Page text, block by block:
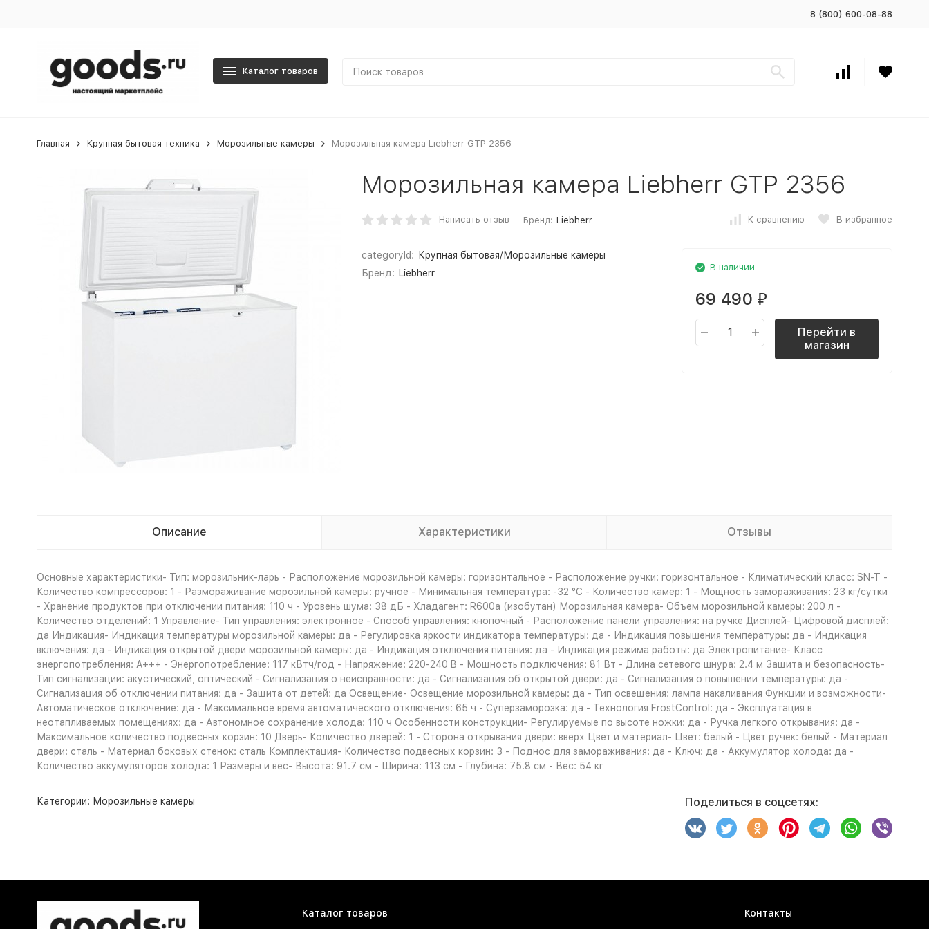
8 (800) 600-08-88
Каталог товаров
Главная Крупная бытовая техника Морозильные камеры Морозильная камера Liebherr GTP 2356
Морозильная камера Liebherr GTP 2356
Написать отзыв Бренд: Liebherr К сравнению В избранное
categoryId:
Крупная бытовая/Морозильные камеры
Бренд: Liebherr
В наличии
69 490 ₽
Перейти в
магазин
Описание Характеристики Отзывы
Основные характеристики- Тип: морозильник-ларь - Расположение морозильной камеры: горизонтальное - Расположение ручки: горизонтальное - Климатический класс: SN-T -
Количество компрессоров: 1 - Размораживание морозильной камеры: ручное - Минимальная температура: -32 °C - Количество камер: 1 - Мощность замораживания: 23 кг/сутки
- Хранение продуктов при отключении питания: 110 ч - Уровень шума: 38 дБ - Хладагент: R600a (изобутан) Морозильная камера- Объем морозильной камеры: 200 л -
Количество отделений: 1 Управление- Тип управления: электронное - Способ управления: кнопочный - Расположение панели управления: на ручке Дисплей- Цифровой дисплей:
да Индикация- Индикация температуры морозильной камеры: да - Регулировка яркости индикатора температуры: да - Индикация повышения температуры: да - Индикация
включения: да - Индикация открытой двери морозильной камеры: да - Индикация отключения питания: да - Индикация режима работы: да Электропитание- Класс
энергопотребления: A+++ - Энергопотребление: 117 кВтч/год - Напряжение: 220-240 B - Мощность подключения: 81 Вт - Длина сетевого шнура: 2.4 м Защита и безопасность-
Тип сигнализации: акустический, оптический - Сигнализация о неисправности: да - Сигнализация об открытой двери: да - Сигнализация о повышении температуры: да -
Сигнализация об отключении питания: да - Защита от детей: да Освещение- Освещение морозильной камеры: да - Тип освещения: лампа накаливания Функции и возможности-
Автоматическое отключение: да - Максимальное время автоматического отключения: 65 ч - Суперзаморозка: да - Технология FrostControl: да - Эксплуатация в
неотапливаемых помещениях: да - Автономное сохранение холода: 110 ч Особенности конструкции- Регулируемые по высоте ножки: да - Ручка легкого открывания: да -
Максимальное количество подвесных корзин: 10 Дверь- Количество дверей: 1 - Сторона открывания двери: вверх Цвет и материал- Цвет: белый - Цвет ручек: белый - Материал
двери: сталь - Материал боковых стенок: сталь Комплектация- Количество подвесных корзин: 3 - Поднос для замораживания: да - Ключ: да - Аккумулятор холода: да -
Количество аккумуляторов холода: 1 Размеры и вес- Высота: 91.7 см - Ширина: 113 см - Глубина: 75.8 см - Вес: 54 кг
Категории: Морозильные камеры Поделиться в соцсетях:
Каталог товаров Контакты